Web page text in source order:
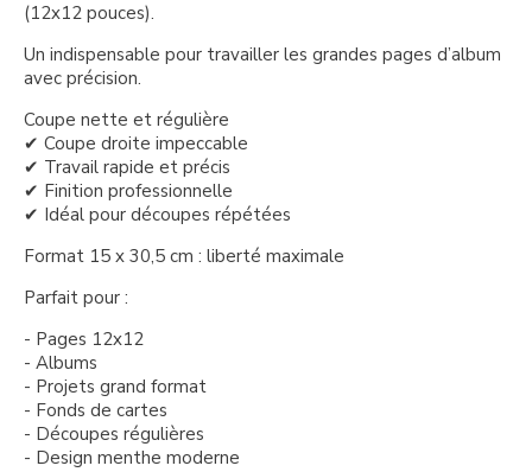
(12x12 pouces).
Un indispensable pour travailler les grandes pages d’album
avec précision.
Coupe nette et régulière
✔ Coupe droite impeccable
✔ Travail rapide et précis
✔ Finition professionnelle
✔ Idéal pour découpes répétées
Format 15 x 30,5 cm : liberté maximale
Parfait pour :
- Pages 12x12
- Albums
- Projets grand format
- Fonds de cartes
- Découpes régulières
- Design menthe moderne